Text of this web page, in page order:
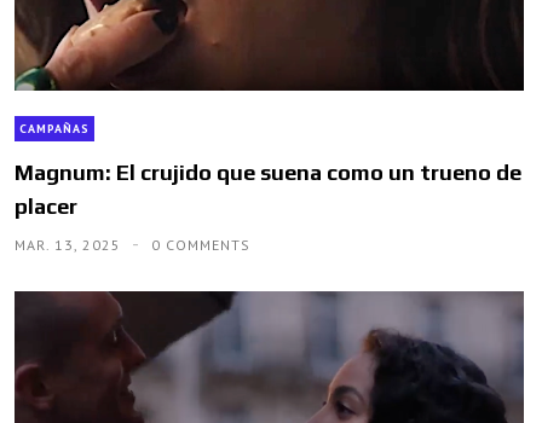
CAMPAÑAS
Magnum: El crujido que suena como un trueno de
placer
MAR. 13, 2025 0 COMMENTS